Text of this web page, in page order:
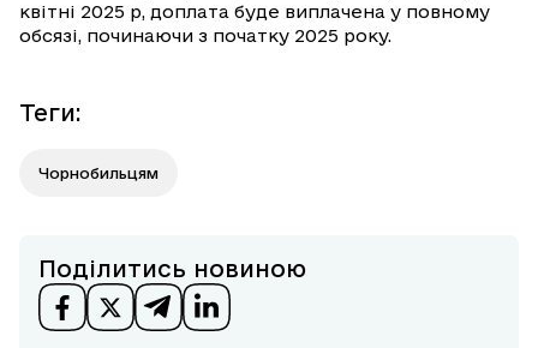
квітні 2025 р, доплата буде виплачена у повному
обсязі, починаючи з початку 2025 року.
Теги:
Чорнобильцям
Поділитись новиною